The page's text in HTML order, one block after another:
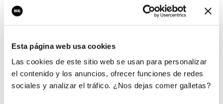
Esta página web usa cookies
Las cookies de este sitio web se usan para personalizar
el contenido y los anuncios, ofrecer funciones de redes
sociales y analizar el tráfico. ¿Nos dejas comer galletas?
Construimos un plan específico para Zaragoza:
palabras clave por distrito (Centro, Universidad,
cliente local y oferta diferencial frente a los otros
asesoría o gestoría de la ciudad.